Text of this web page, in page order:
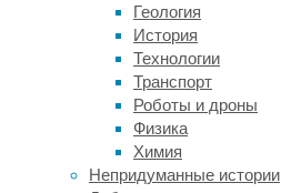
Геология
История
Технологии
Транспорт
Роботы и дроны
Физика
Химия
Непридуманные истории
вдали
от
дома,
да
вообще
не
стремились